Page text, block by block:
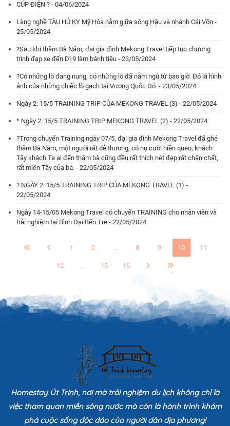
CÚP ĐIỆN ? - 04/06/2024
Làng nghề TÀU HỦ KY Mỹ Hòa nằm giữa sông Hậu và nhánh Cái Vồn -
25/05/2024
?Sau khi thăm Bà Năm, đại gia đình Mekong Travel tiếp tục chương
trình đạp xe đến Dì 9 làm bánh tiêu - 23/05/2024
?Có những lò đang nung, có những lò đã nằm ngủ từ bao giờ. Đó là hình
ảnh của những chiếc lò gạch tại Vương Quốc Đỏ. - 23/05/2024
Ngày 2: 15/5 TRAINING TRIP CỦA MEKONG TRAVEL (3) - 22/05/2024
* Ngày 2: 15/5 TRAINING TRIP MEKONG TRAVEL (2) - 22/05/2024
?Trong chuyến Training ngày 07/5, đại gia đình Mekong Travel đã ghé
thăm Bà Năm, một người rất dễ thương, có nụ cười hiền queo, khách
Tây khách Ta ai đến thăm bà cũng đều rất thích nét đẹp rất chân chất,
rất miền Tây của bà. - 22/05/2024
? NGÀY 2: 15/5 TRAINING TRIP CỦA MEKONG TRAVEL (1) -
22/05/2024
Ngày 14-15/05 Mekong Travel có chuyến TRAINING cho nhân viên và
trải nghiệm tại Bình Đại Bến Tre - 22/05/2024
1 2 ... 8 9 10 11
12 ... 15 16
Homestay Út Trinh, nơi mà trải nghiệm du lịch không chỉ là
việc tham quan miền sông nước mà còn là hành trình khám
phá cuộc sống độc đáo của người dân địa phương!